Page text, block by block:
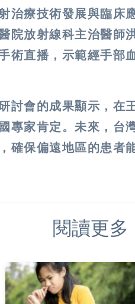
治療技術發展與臨床
院放射線科主治醫師
術直播，示範經手部
討會的成果顯示，在
專家肯定。未來，台
確保偏遠地區的患者
閱讀更多